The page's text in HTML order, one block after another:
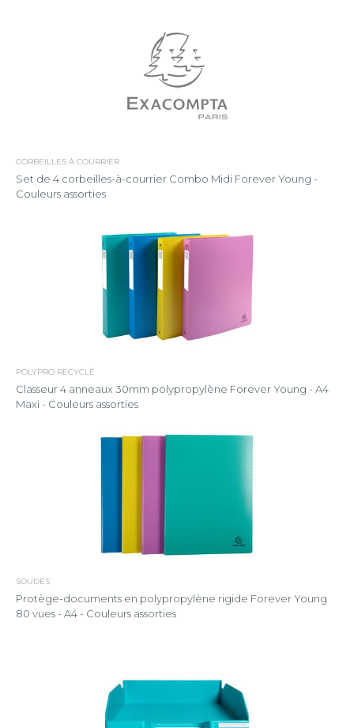
CORBEILLES À COURRIER
Set de 4 corbeilles-à-courrier Combo Midi Forever Young -
Couleurs assorties
POLYPRO RECYCLÉ
Classeur 4 anneaux 30mm polypropylène Forever Young - A4
Maxi - Couleurs assorties
SOUDÉS
Protège-documents en polypropylène rigide Forever Young
80 vues - A4 - Couleurs assorties